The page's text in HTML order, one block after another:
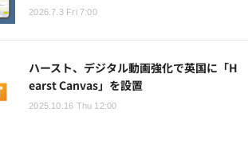
2026.7.3 Fri 7:00
ハースト、デジタル動画強化で英国に「H
earst Canvas」を設置
2025.10.16 Thu 12:00